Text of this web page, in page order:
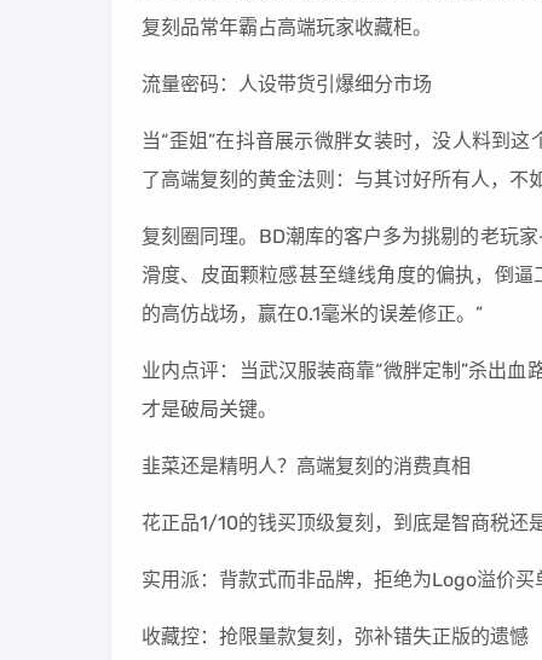
复刻品常年霸占高端玩家收藏柜。
流量密码：人设带货引爆细分市场
当“歪姐”在抖音展示微胖女装时，没人料到
了高端复刻的黄金法则：与其讨好所有人，不
复刻圈同理。BD潮库的客户多为挑剔的老玩
滑度、皮面颗粒感甚至缝线角度的偏执，倒
的高仿战场，赢在0.1毫米的误差修正。”
业内点评：当武汉服装商靠“微胖定制”杀出
才是破局关键。
韭菜还是精明人？高端复刻的消费真相
花正品1/10的钱买顶级复刻，到底是智商税还
实用派：背款式而非品牌，拒绝为Logo溢价买
收藏控：抢限量款复刻，弥补错失正版的遗憾